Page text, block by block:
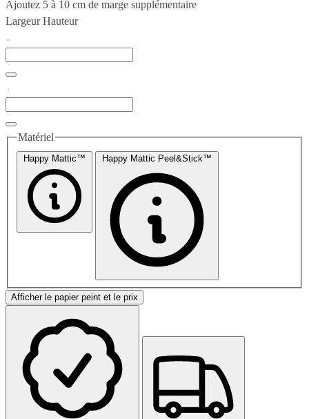
Ajoutez 5 à 10 cm de marge supplémentaire
Largeur Hauteur
Matériel
Happy Mattic™ Happy Mattic Peel&Stick™
Afficher le papier peint et le prix